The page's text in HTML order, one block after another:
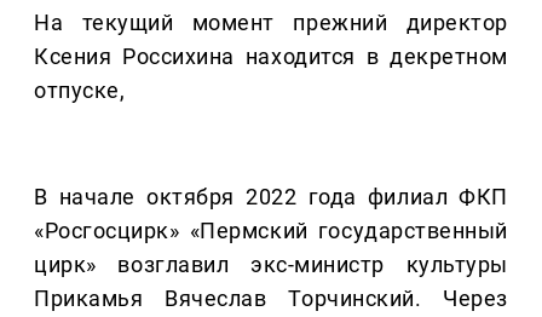
На текущий момент прежний директор
Ксения Россихина находится в декретном
отпуске,
В начале октября 2022 года филиал ФКП
«Росгосцирк» «Пермский государственный
цирк» возглавил экс-министр культуры
Прикамья Вячеслав Торчинский. Через